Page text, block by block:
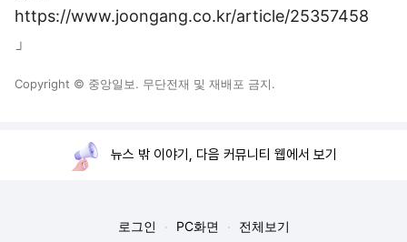
https://www.joongang.co.kr/article/25357458
」
Copyright © 중앙일보. 무단전재 및 재배포 금지.
뉴스 밖 이야기, 다음 커뮤니티 웹에서 보기
로그인 PC화면 전체보기